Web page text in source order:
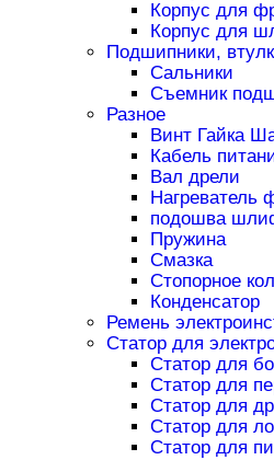
Корпус для
Корпус для
Подшипники,
Сальники
Съемник
Разное
Винт Гайка
Кабель
Вал дрели
Нагреватель
подошва
Пружина
Смазка
Стопорное
Конденсатор
Ремень
Статор для
Статор для
Статор для
Статор для
Статор для
Статор для